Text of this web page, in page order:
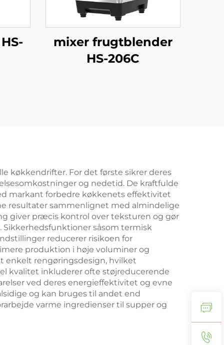
mixer frugtblender
HS-206C
køkkendrifter. For det første sikrer deres
og nedetid. De kraftfulde
markant forbedre køkkenets effektivitet
resultater sammenlignet med almindelige
giver præcis kontrol over teksturen og gør
såsom termisk
reducerer risikoen for
produktion i høje voluminer og
enkelt rengøringsdesign, hvilket
kvalitet inkluderer ofte støjreducerende
ved deres energieffektivitet og evne
og kan bruges til andet end
varme ingredienser til supper og